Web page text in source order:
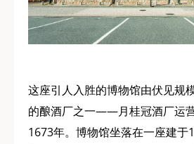
这座引人入胜的博物馆由伏见规
的酿酒厂之一——月桂冠酒厂运
1673年。博物馆坐落在一座建于